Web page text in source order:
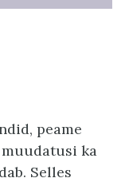
peame
ka
Selles